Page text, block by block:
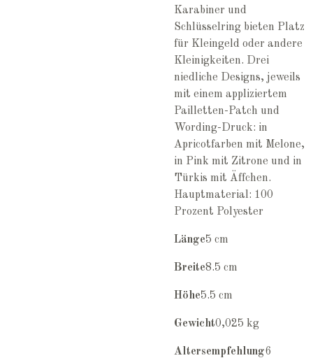
Karabiner und
Schlüsselring bieten Platz
für Kleingeld oder andere
Kleinigkeiten. Drei
niedliche Designs, jeweils
mit einem appliziertem
Pailletten-Patch und
Wording-Druck: in
Apricotfarben mit Melone,
in Pink mit Zitrone und in
Türkis mit Äffchen.
Hauptmaterial: 100
Prozent Polyester
Länge5 cm
Breite8.5 cm
Höhe5.5 cm
Gewicht0,025 kg
Altersempfehlung6